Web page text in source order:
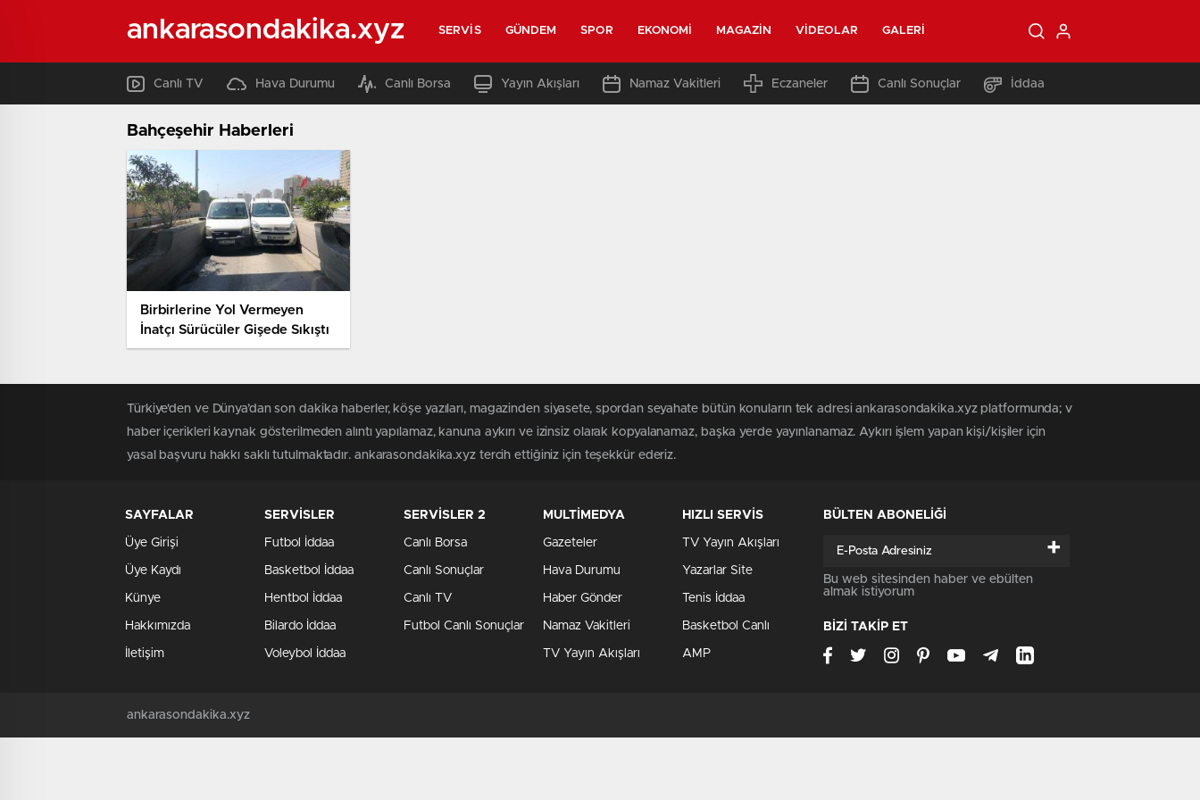
ankarasondakika.xyz SERVIS GÜNDEM SPOR EKONOMI MAGAZIN VIDEOLAR GALERI
Canlı TV Hava Durumu Canlı Borsa Yayın Akışları Namaz Vakitleri Eczaneler Canlı Sonuçlar İddaa
Bahçeşehir Haberleri
Birbirlerine Yol Vermeyen
İnatçı Sürücüler Gişede Sıkıştı
Türkiye'den ve Dünya’dan son dakika haberler, köşe yazıları, magazinden siyasete, spordan seyahate bütün konuların tek adresi ankarasondakika.xyz platformunda; v
haber içerikleri kaynak gösterilmeden alıntı yapılamaz, kanuna aykırı ve izinsiz olarak kopyalanamaz, başka yerde yayınlanamaz. Aykırı işlem yapan kişi/kişiler için
yasal başvuru hakkı saklı tutulmaktadır. ankarasondakika.xyz tercih ettiğiniz için teşekkür ederiz.
SAYFALAR
Üye Girişi
Üye Kaydı
Künye
Hakkımızda
İletişim
SERVİSLER
Futbol İddaa
Basketbol İddaa
Hentbol İddaa
Bilardo İddaa
Voleybol İddaa
SERVİSLER 2
Canlı Borsa
Canlı Sonuçlar
Canlı TV
Futbol Canlı Sonuçlar
MULTİMEDYA
Gazeteler
Hava Durumu
Haber Gönder
Namaz Vakitleri
TV Yayın Akışları
HIZLI SERVİS
TV Yayın Akışları
Yazarlar Site
Tenis İddaa
Basketbol Canlı
AMP
BÜLTEN ABONELİĞİ
+
Bu web sitesinden haber ve ebülten
almak istiyorum
BİZİ TAKİP ET
ankarasondakika.xyz